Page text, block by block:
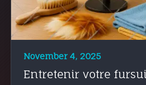
November 4, 2025
Entretenir votre